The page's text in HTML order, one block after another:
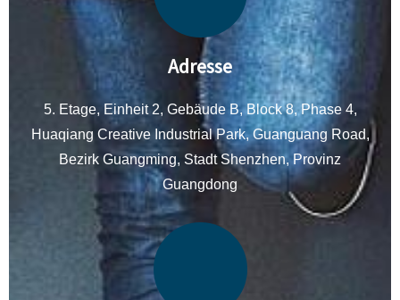
Adresse
5. Etage, Einheit 2, Gebäude B, Block 8, Phase 4,
Huaqiang Creative Industrial Park, Guanguang Road,
Bezirk Guangming, Stadt Shenzhen, Provinz
Guangdong